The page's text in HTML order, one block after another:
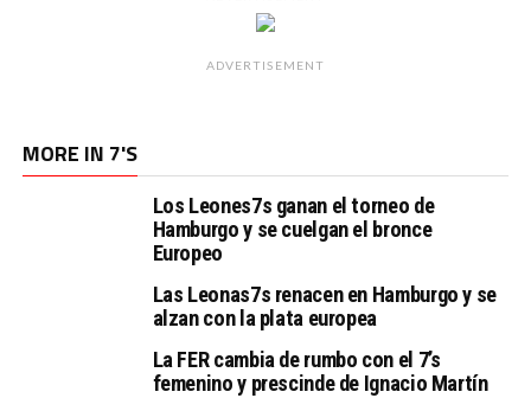
ADVERTISEMENT
MORE IN 7'S
Los Leones7s ganan el torneo de
Hamburgo y se cuelgan el bronce
Europeo
Las Leonas7s renacen en Hamburgo y se
alzan con la plata europea
La FER cambia de rumbo con el 7’s
femenino y prescinde de Ignacio Martín